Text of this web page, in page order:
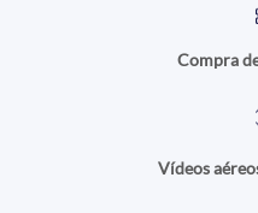
Compra
Vídeos